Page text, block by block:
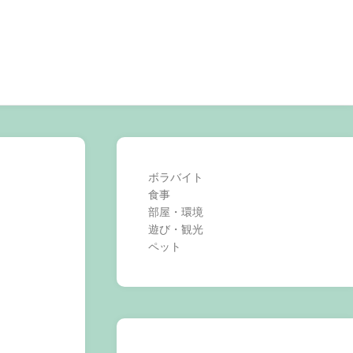
ボラバイト
食事
部屋・環境
遊び・観光
ペット